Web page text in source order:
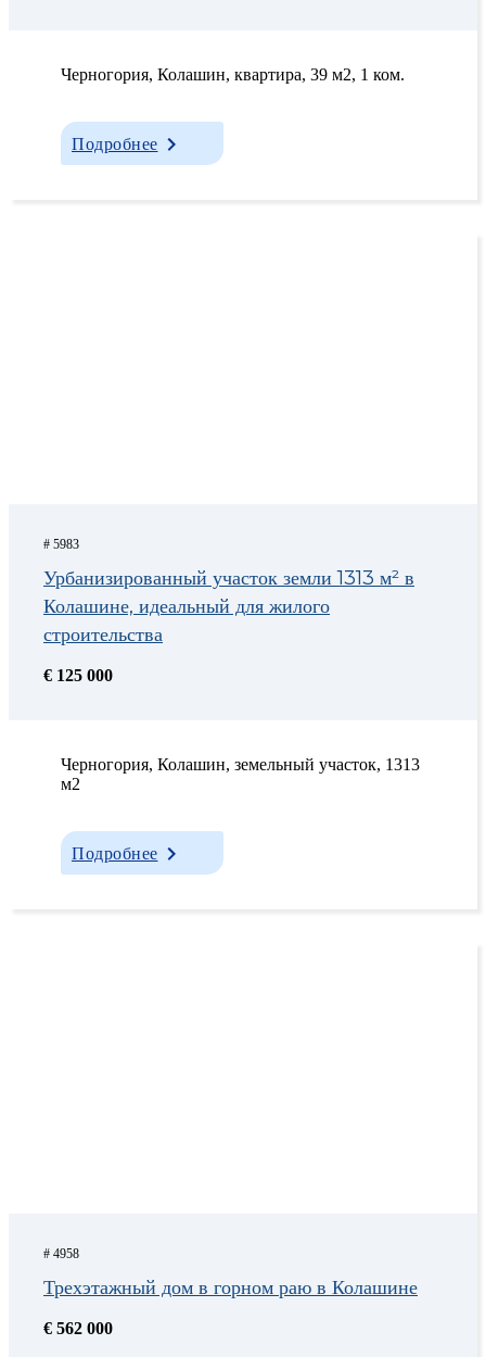
Черногория, Колашин, квартира, 39 м2, 1 ком.
Подробнее
# 5983
Урбанизированный участок земли 1313 м² в
Колашине, идеальный для жилого
строительства
€ 125 000
Черногория, Колашин, земельный участок, 1313
м2
Подробнее
# 4958
Трехэтажный дом в горном раю в Колашине
€ 562 000